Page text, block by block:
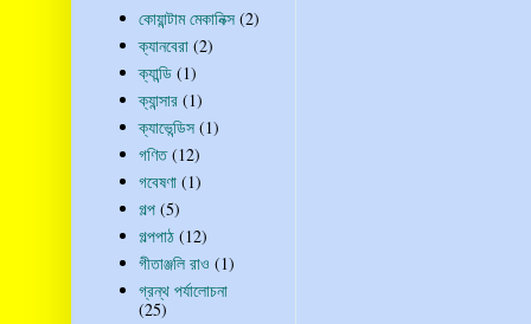
কোয়ান্টাম মেকানিক্স (2)
ক্যানবেরা (2)
ক্যান্ডি (1)
ক্যান্সার (1)
ক্যাভেন্ডিস (1)
গণিত (12)
গবেষণা (1)
গল্প (5)
গল্পপাঠ (12)
গীতাঞ্জলি রাও (1)
গ্রন্থ পর্যালোচনা
(25)